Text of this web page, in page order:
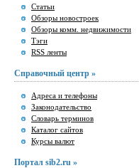
Статьи
Обзоры новостроек
Обзоры комм. недвижимости
Тэги
RSS ленты
Справочный центр »
Адреса и телефоны
Законодательство
Словарь терминов
Каталог сайтов
Курсы валют
Портал sib2.ru »